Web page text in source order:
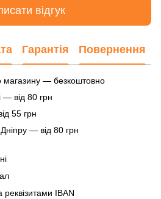
відгук
Гарантія Повернення
магазину — безкоштовно
від 80 грн
55 грн
— від 80 грн
реквізитами IBAN